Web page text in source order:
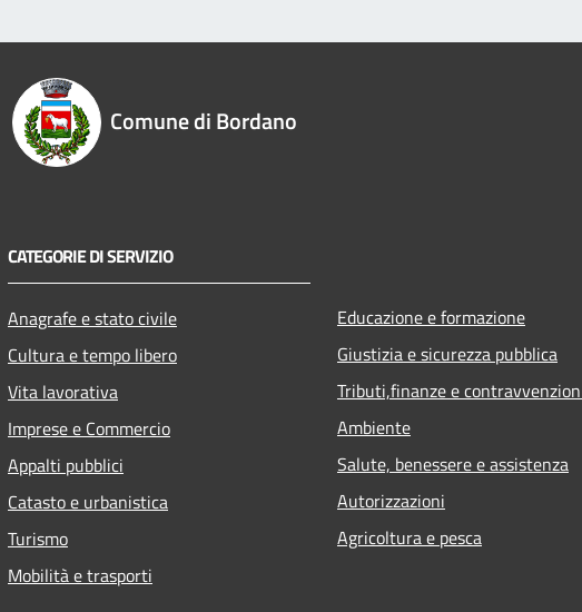
Comune di Bordano
CATEGORIE DI SERVIZIO
Anagrafe e stato civile
Cultura e tempo libero
Vita lavorativa
Imprese e Commercio
Appalti pubblici
Catasto e urbanistica
Turismo
Mobilità e trasporti
Educazione e formazione
Giustizia e sicurezza pubblica
Tributi,finanze e
Ambiente
Salute, benessere e assistenza
Autorizzazioni
Agricoltura e pesca